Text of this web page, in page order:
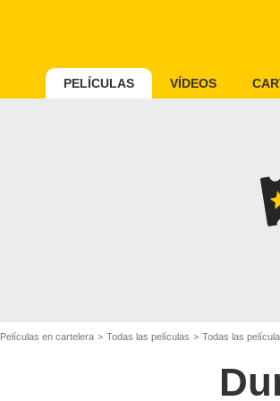
PELÍCULAS VÍDEOS
Películas en cartelera Todas las películas Todas las